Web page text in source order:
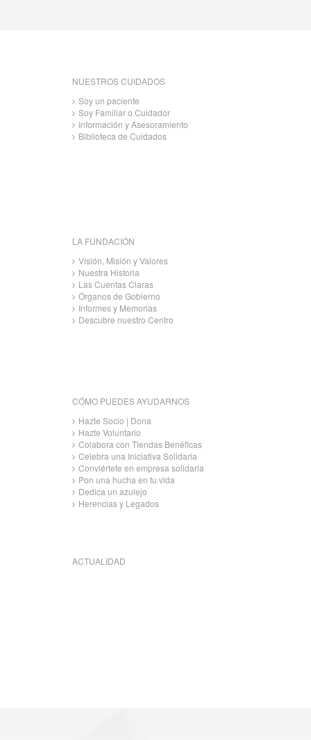
NUESTROS CUIDADOS
Soy un paciente
Soy Familiar o Cuidador
Información y Asesoramiento
Biblioteca de Cuidados
LA FUNDACIÓN
Visión, Misión y Valores
Nuestra Historia
Las Cuentas Claras
Órganos de Gobierno
Informes y Memorias
Descubre nuestro Centro
CÓMO PUEDES AYUDARNOS
Hazte Socio | Dona
Hazte Voluntario
Colabora con Tiendas Benéficas
Celebra una Iniciativa Solidaria
Conviértete en empresa solidaria
Pon una hucha en tu vida
Dedica un azulejo
Herencias y Legados
ACTUALIDAD